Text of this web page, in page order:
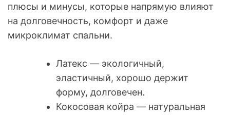
плюсы и минусы, которые напрямую влияют
на долговечность, комфорт и даже
микроклимат спальни.
Латекс — экологичный,
эластичный, хорошо держит
форму, долговечен.
Кокосовая койра — натуральная